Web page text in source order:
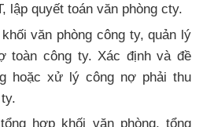
lập quyết toán văn phòng cty.
văn phòng công ty, quản lý
toàn công ty. Xác định và đề
hoặc xử lý công nợ phải thu
hợp khối văn phòng, tổng